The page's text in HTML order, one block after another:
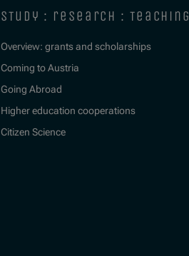
study : research : teaching
Overview: grants and scholarships
Coming to Austria
Going Abroad
Higher education cooperations
Citizen Science